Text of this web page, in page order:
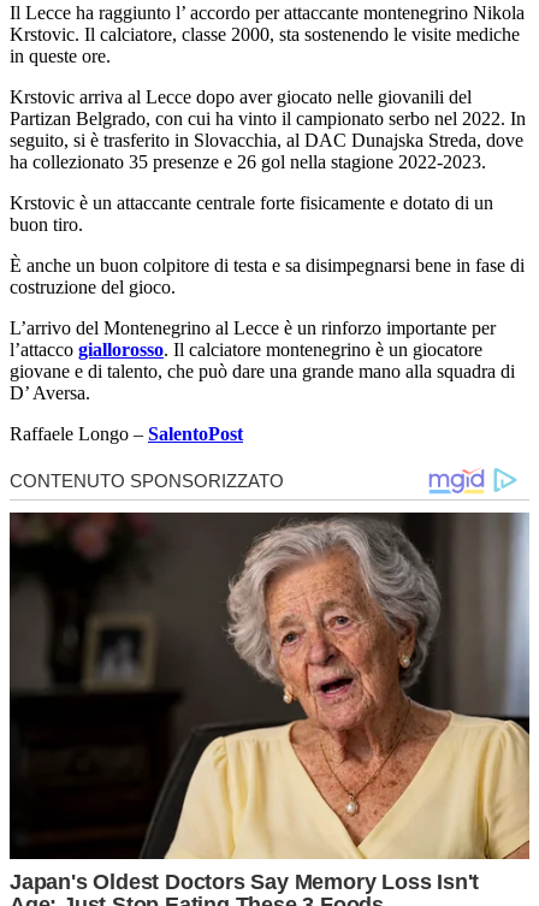
Il Lecce ha raggiunto l’ accordo per attaccante montenegrino Nikola
Krstovic. Il calciatore, classe 2000, sta sostenendo le visite mediche
in queste ore.
Krstovic arriva al Lecce dopo aver giocato nelle giovanili del
Partizan Belgrado, con cui ha vinto il campionato serbo nel 2022. In
seguito, si è trasferito in Slovacchia, al DAC Dunajska Streda, dove
ha collezionato 35 presenze e 26 gol nella stagione 2022-2023.
Krstovic è un attaccante centrale forte fisicamente e dotato di un
buon tiro.
È anche un buon colpitore di testa e sa disimpegnarsi bene in fase di
costruzione del gioco.
L’arrivo del Montenegrino al Lecce è un rinforzo importante per
l’attacco giallorosso. Il calciatore montenegrino è un giocatore
giovane e di talento, che può dare una grande mano alla squadra di
D’ Aversa.
Raffaele Longo – SalentoPost